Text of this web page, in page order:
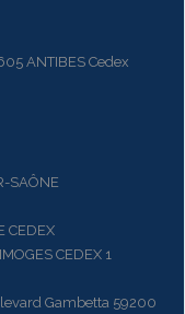
ANTIBES Cedex
SAÔNE
CEDEX 1
Gambetta 59200